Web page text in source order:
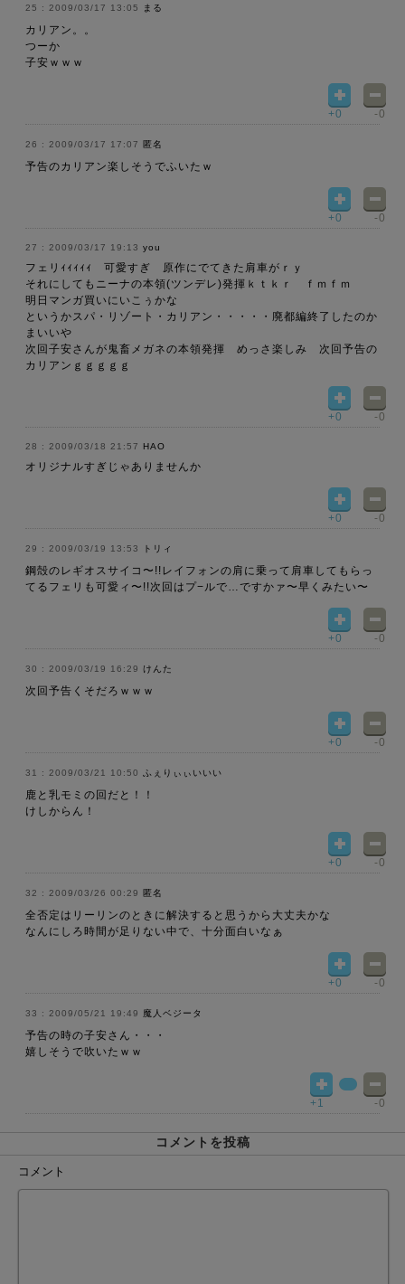
2009/03/17 13:05 まる
カリアン。。
つーか
子安ｗｗｗ
+0 -0
2009/03/17 17:07 匿名
予告のカリアン楽しそうでふいたｗ
+0 -0
2009/03/17 19:13 you
フェリｨｨｨｨｨ 可愛すぎ 原作にでてきた肩車がｒｙ
それにしてもニーナの本領(ツンデレ)発揮ｋｔｋｒ ｆｍｆｍ
明日マンガ買いにいこぅかな
というかスパ・リゾート・カリアン・・・・・廃都編終了したのか
まいいや
次回子安さんが鬼畜メガネの本領発揮 めっさ楽しみ 次回予告の
カリアンｇｇｇｇｇ
+0 -0
2009/03/18 21:57 HAO
オリジナルすぎじゃありませんか
+0 -0
2009/03/19 13:53 トリィ
鋼殻のレギオスサイコ〜!!レイフォンの肩に乗って肩車してもらっ
てるフェリも可愛ィ〜!!次回はプ−ルで…ですかァ〜早くみたい〜
+0 -0
2009/03/19 16:29 けんた
次回予告くそだろｗｗｗ
+0 -0
2009/03/21 10:50 ふぇりぃぃいいい
鹿と乳モミの回だと！！
けしからん！
+0 -0
2009/03/26 00:29 匿名
全否定はリーリンのときに解決すると思うから大丈夫かな
なんにしろ時間が足りない中で、十分面白いなぁ
+0 -0
2009/05/21 19:49 魔人ベジータ
予告の時の子安さん・・・
嬉しそうで吹いたｗｗ
+1 -0
コメントを投稿
コメント